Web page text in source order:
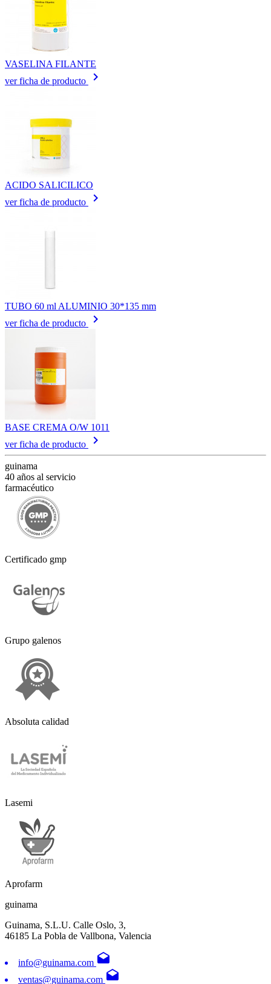
VASELINA FILANTE
ver ficha de producto
keyboard_arrow_right
ACIDO SALICILICO
ver ficha de producto
keyboard_arrow_right
TUBO 60 ml ALUMINIO 30*135 mm
ver ficha de producto
keyboard_arrow_right
BASE CREMA O/W 1011
ver ficha de producto
keyboard_arrow_right
guinama
40 años al servicio
farmacéutico
Certificado gmp
Grupo galenos
Absoluta calidad
Lasemi
Aprofarm
guinama
Guinama, S.L.U. Calle Oslo, 3,
46185 La Pobla de Vallbona, Valencia
info@guinama.com drafts
ventas@guinama.com drafts